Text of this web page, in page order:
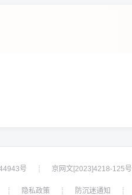
号 ┊ 京网文[2023]4218-125号
┊ 隐私政策 ┊ 防沉迷通知 ┊